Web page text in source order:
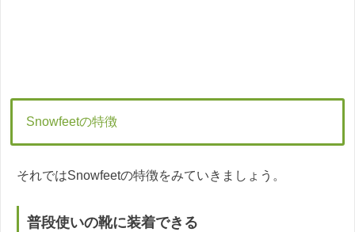
Snowfeetの特徴
それではSnowfeetの特徴をみていきましょう。
普段使いの靴に装着できる